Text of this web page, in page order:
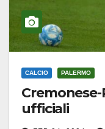
CALCIO PALERMO
ufficiali